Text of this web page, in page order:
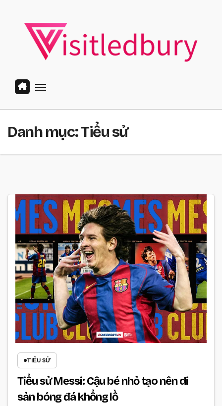
Danh mục:Tiểu sử
TIỂU SỬ
Tiểu sử Messi: Cậu bé nhỏ tạo nên di
sản bóng đá khổng lồ